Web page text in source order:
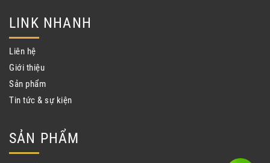
LINK NHANH
Liên hệ
Giới thiệu
Sản phẩm
Tin tức & sự kiện
SẢN PHẨM